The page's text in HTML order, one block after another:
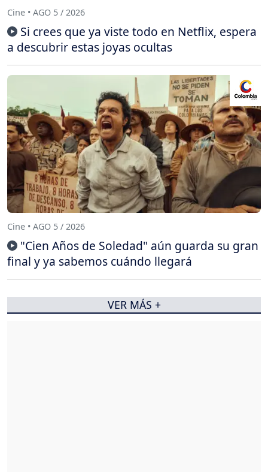
Cine • AGO 5 / 2026
Si crees que ya viste todo en Netflix, espera
a descubrir estas joyas ocultas
Cine • AGO 5 / 2026
"Cien Años de Soledad" aún guarda su gran
final y ya sabemos cuándo llegará
VER MÁS +